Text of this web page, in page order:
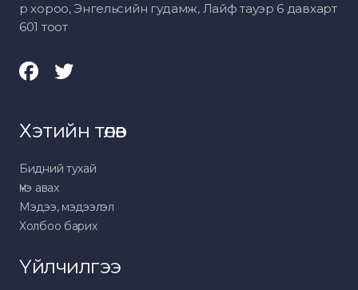
р хороо, Энгельсийн гудамж, Лайф тауэр 6 давхарт
601 тоот
Хэтийн төлөв
Бидний тухай
Үнэ авах
Мэдээ, мэдээлэл
Холбоо барих
Үйлчилгээ